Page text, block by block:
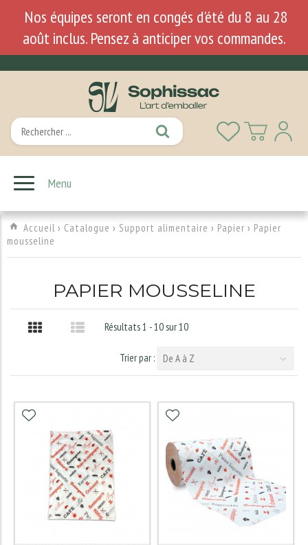
Nos équipes seront en congés d'été du 8 au 28
août inclus. Pensez à anticiper vos commandes.
Menu
Accueil › Catalogue › Support alimentaire › Papier › Papier
mousseline
PAPIER MOUSSELINE
Résultats 1 - 10 sur 10
Trier par : De A à Z